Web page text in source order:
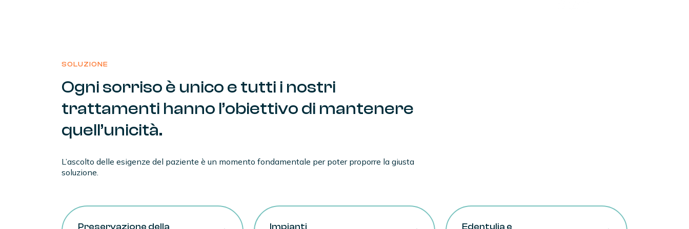
SOLUZIONE
Ogni sorriso è unico e tutti i nostri
trattamenti hanno l’obiettivo di mantenere
quell’unicità.
L’ascolto delle esigenze del paziente è un momento fondamentale per poter proporre la giusta
soluzione.